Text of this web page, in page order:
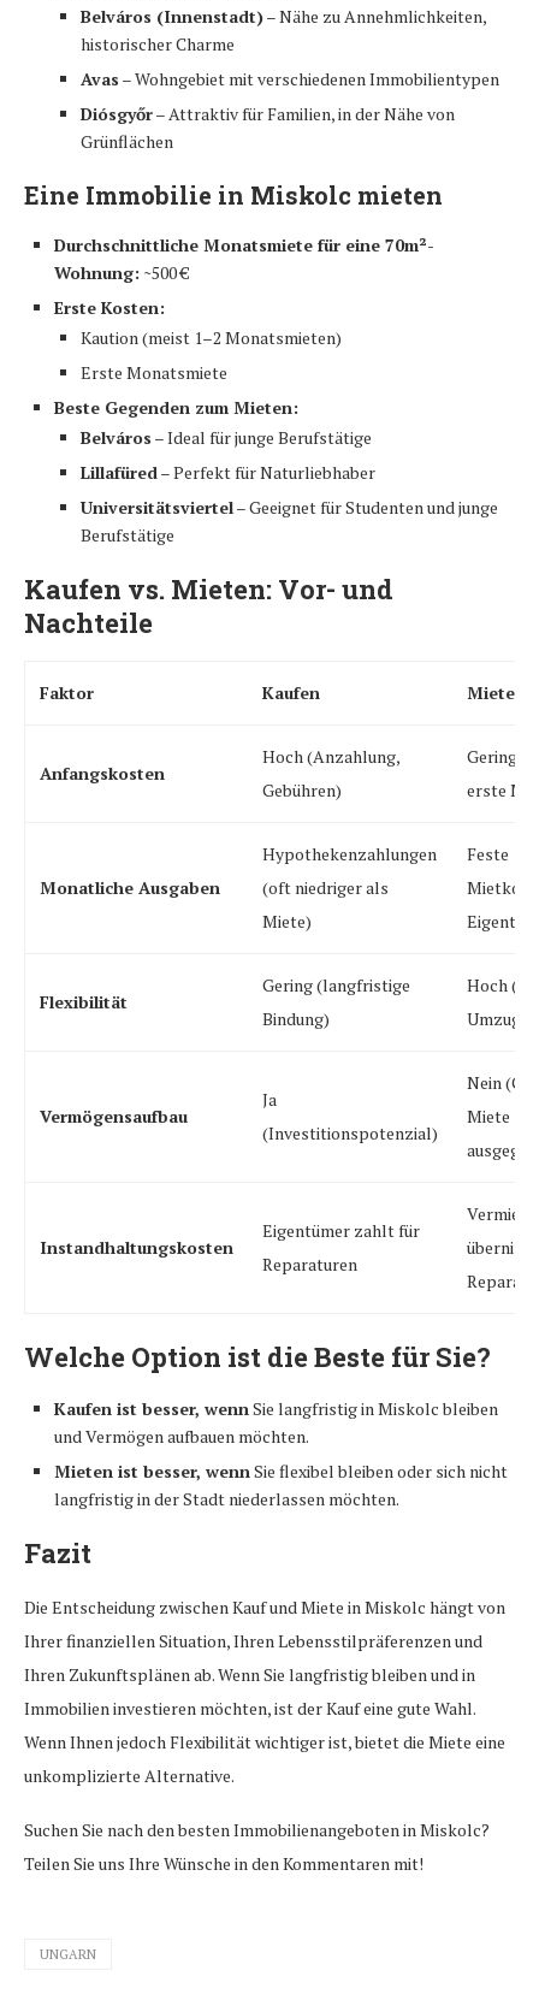
Belváros (Innenstadt)– Nähe zu Annehmlichkeiten,
historischer Charme
Avas – Wohngebiet mit verschiedenen Immobilientypen
Diósgyőr– Attraktiv für Familien, in der Nähe von
Grünflächen
Eine Immobilie in Miskolc mieten
Durchschnittliche Monatsmiete für eine 70m²-
Wohnung: ~500 €
Erste Kosten:
Kaution (meist 1–2 Monatsmieten)
Erste Monatsmiete
Beste Gegenden zum Mieten:
Belváros – Ideal für junge Berufstätige
Lillafüred– Perfekt für Naturliebhaber
Universitätsviertel– Geeignet für Studenten und junge
Berufstätige
Kaufen vs. Mieten: Vor- und
Nachteile
Faktor Kaufen Mieten
Anfangskosten
Hoch (Anzahlung,
Gebühren)
Gering
erste
Monatliche Ausgaben
Hypothekenzahlungen
(oft niedriger als
Miete)
Feste
Flexibilität
Gering (langfristige
Bindung)
Hoch
Umzug
Vermögensaufbau
Ja
(Investitionspotenzial)
Nein
Miete
Instandhaltungskosten
Eigentümer zahlt für
Reparaturen
Welche Option ist die Beste für Sie?
Kaufen ist besser, wennSie langfristig in Miskolc bleiben
und Vermögen aufbauen möchten.
Mieten ist besser, wennSie flexibel bleiben oder sich nicht
langfristig in der Stadt niederlassen möchten.
Fazit
Die Entscheidung zwischen Kauf und Miete in Miskolc hängt von
Ihrer finanziellen Situation, Ihren Lebensstilpräferenzen und
Ihren Zukunftsplänen ab. Wenn Sie langfristig bleiben und in
Immobilien investieren möchten, ist der Kauf eine gute Wahl.
Wenn Ihnen jedoch Flexibilität wichtiger ist, bietet die Miete eine
unkomplizierte Alternative.
Suchen Sie nach den besten Immobilienangeboten in Miskolc?
Teilen Sie uns Ihre Wünsche in den Kommentaren mit!
UNGARN